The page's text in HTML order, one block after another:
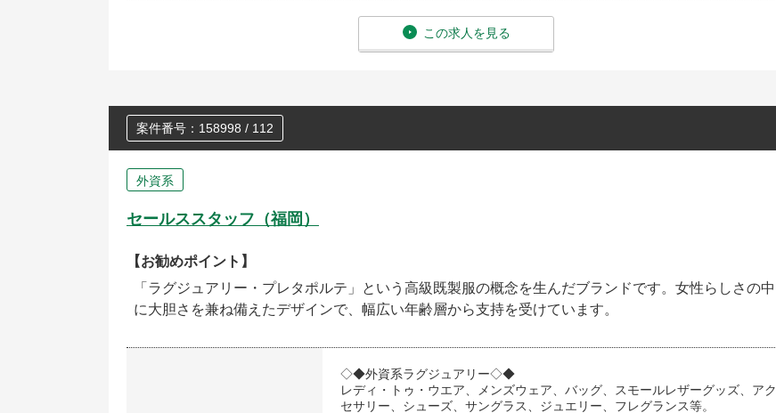
この求人を見る
案件番号：158998 / 112
外資系
セールススタッフ（福岡）
【お勧めポイント】
「ラグジュアリー・プレタポルテ」という高級既製服の概念を生んだブランドです。女性らしさの中
に大胆さを兼ね備えたデザインで、幅広い年齢層から支持を受けています。
◇◆外資系ラグジュアリー◇◆
レディ・トゥ・ウエア、メンズウェア、バッグ、スモールレザーグッズ、アク
セサリー、シューズ、サングラス、ジュエリー、フレグランス等。